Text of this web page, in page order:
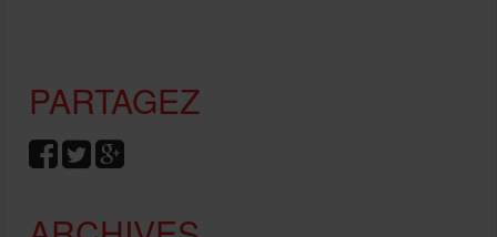
PARTAGEZ